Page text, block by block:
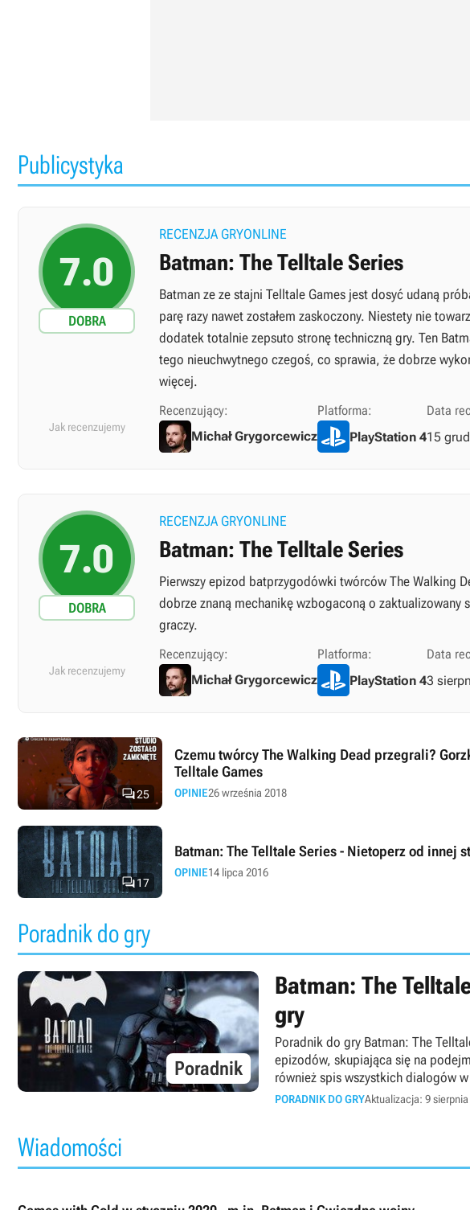
Publicystyka
7.0
DOBRA
RECENZJA GRYONLINE
Batman: The Telltale Series
Batman ze ze stajni Telltale Games jest dosyć udaną
parę razy nawet zostałem zaskoczony. Niestety nie
dodatek totalnie zepsuto stronę techniczną gry. Ten
tego nieuchwytnego czegoś, co sprawia, że dobrze
więcej.
Jak recenzujemy
Recenzujący:
Michał Grygorcewicz
Platforma:
PlayStation 4
Data
15
7.0
DOBRA
RECENZJA GRYONLINE
Batman: The Telltale Series
Pierwszy epizod batprzygodówki twórców The Walking
dobrze znaną mechanikę wzbogaconą o
graczy.
Jak recenzujemy
Recenzujący:
Michał Grygorcewicz
Platforma:
PlayStation 4
Data
3
25
Czemu twórcy The Walking Dead przegrali?
Telltale Games
OPINIE26 września 2018
17
Batman: The Telltale Series - Nietoperz od innej
OPINIE14 lipca 2016
Poradnik do gry
Poradnik
Batman: The
gry
Poradnik do gry Batman: The
epizodów, skupiająca się na
również spis wszystkich dialogów
PORADNIK DO GRYAktualizacja: 9
Wiadomości